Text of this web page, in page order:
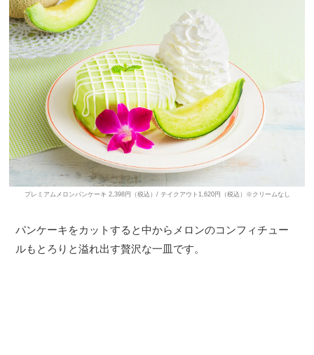
プレミアムメロンパンケーキ 2,398円（税込）/ テイクアウト1,620円（税込）※クリームなし
パンケーキをカットすると中からメロンのコンフィチュー
ルもとろりと溢れ出す贅沢な一皿です。